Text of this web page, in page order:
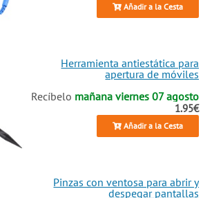
Añadir a la Cesta
Herramienta antiestática para
apertura de móviles
Recíbelo mañana viernes 07 agosto
1.95€
Añadir a la Cesta
Pinzas con ventosa para abrir y
despegar pantallas